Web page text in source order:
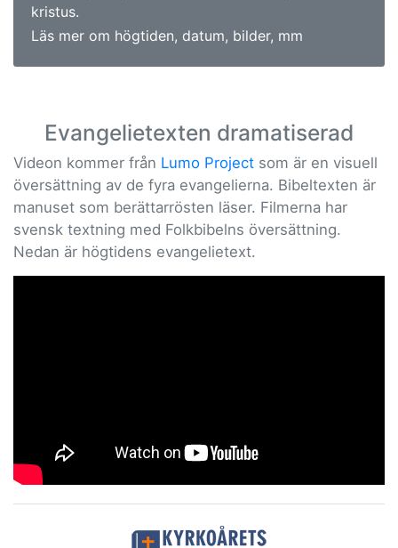
kristus.
Läs mer om högtiden, datum, bilder, mm
Evangelietexten dramatiserad
Videon kommer från Lumo Project som är en visuell
översättning av de fyra evangelierna. Bibeltexten är
manuset som berättarrösten läser. Filmerna har
svensk textning med Folkbibelns översättning.
Nedan är högtidens evangelietext.